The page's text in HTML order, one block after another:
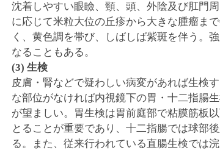
沈着しやすい眼瞼、頸、頭、外陰及び肛門
に応じて米粒大位の丘疹から大きな腫瘤ま
く、黄色調を帯び、しばしば紫斑を伴う。
なることもある。
(3) 生検
皮膚・腎などで疑わしい病変があれば生検
な部位がなければ内視鏡下の胃・十二指腸
が望ましい。胃生検は胃前庭部で粘膜筋板
とることが重要であり、十二指腸では球部
る。また、従来行われている直腸生検では